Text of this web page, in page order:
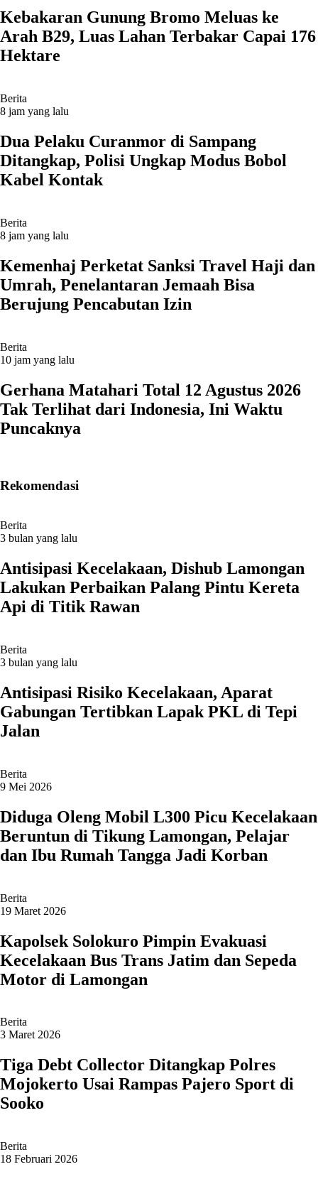
Kebakaran Gunung Bromo Meluas ke
Arah B29, Luas Lahan Terbakar Capai 176
Hektare
Berita
8 jam yang lalu
Dua Pelaku Curanmor di Sampang
Ditangkap, Polisi Ungkap Modus Bobol
Kabel Kontak
Berita
8 jam yang lalu
Kemenhaj Perketat Sanksi Travel Haji dan
Umrah, Penelantaran Jemaah Bisa
Berujung Pencabutan Izin
Berita
10 jam yang lalu
Gerhana Matahari Total 12 Agustus 2026
Tak Terlihat dari Indonesia, Ini Waktu
Puncaknya
Rekomendasi
Berita
3 bulan yang lalu
Antisipasi Kecelakaan, Dishub Lamongan
Lakukan Perbaikan Palang Pintu Kereta
Api di Titik Rawan
Berita
3 bulan yang lalu
Antisipasi Risiko Kecelakaan, Aparat
Gabungan Tertibkan Lapak PKL di Tepi
Jalan
Berita
9 Mei 2026
Diduga Oleng Mobil L300 Picu Kecelakaan
Beruntun di Tikung Lamongan, Pelajar
dan Ibu Rumah Tangga Jadi Korban
Berita
19 Maret 2026
Kapolsek Solokuro Pimpin Evakuasi
Kecelakaan Bus Trans Jatim dan Sepeda
Motor di Lamongan
Berita
3 Maret 2026
Tiga Debt Collector Ditangkap Polres
Mojokerto Usai Rampas Pajero Sport di
Sooko
Berita
18 Februari 2026